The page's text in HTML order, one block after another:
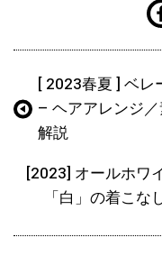
[ 2023春夏 ] ベレ
– ヘアアレンジ
解説
[2023] オールホワ
「白」の着こ